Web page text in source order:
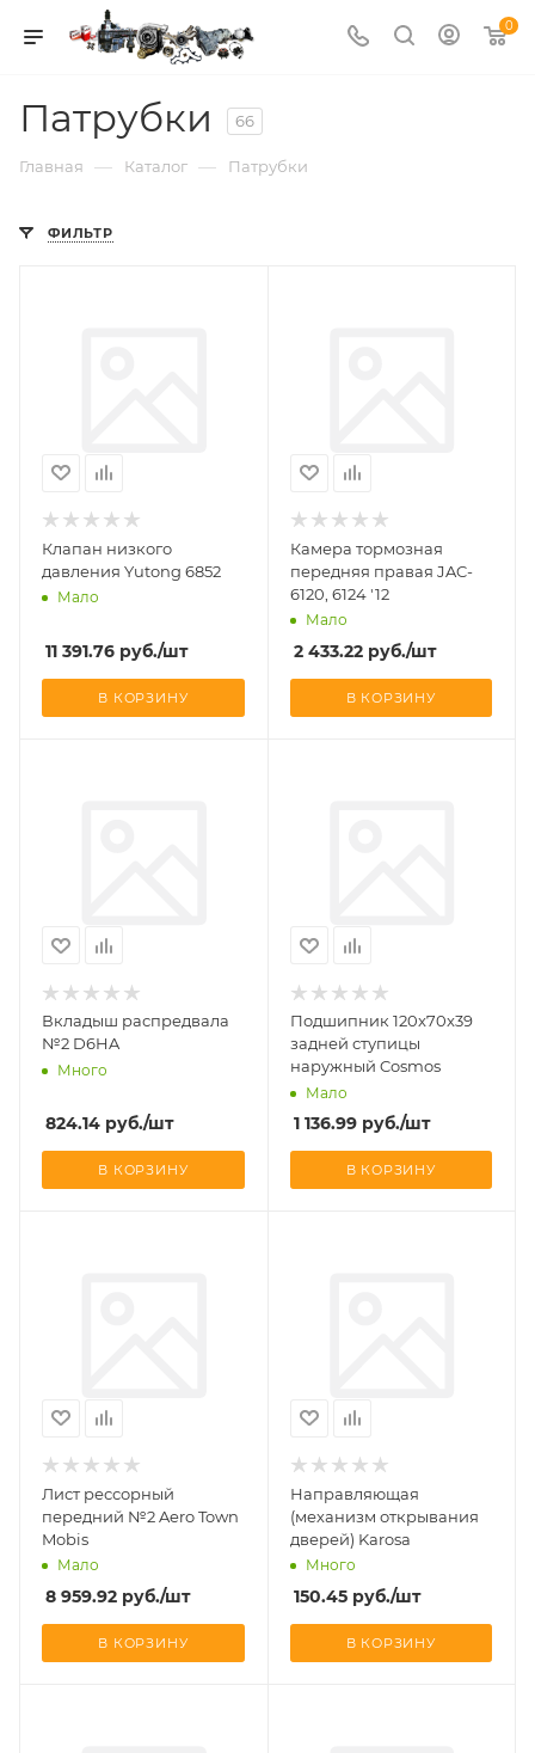
0
Патрубки 66
Главная — Каталог — Патрубки
ФИЛЬТР
Клапан низкого
давления Yutong 6852
Мало
11 391.76 руб./шт
В КОРЗИНУ
Камера тормозная
передняя правая JAC-
6120, 6124 '12
Мало
2 433.22руб./шт
В КОРЗИНУ
Вкладыш распредвала
№2 D6HA
Много
824.14 руб./шт
В КОРЗИНУ
Подшипник 120x70x39
задней ступицы
наружный Cosmos
Мало
1 136.99руб./шт
В КОРЗИНУ
Лист рессорный
передний №2 Aero Town
Mobis
Мало
8 959.92 руб./шт
В КОРЗИНУ
Направляющая
(механизм открывания
дверей) Karosa
Много
150.45руб./шт
В КОРЗИНУ